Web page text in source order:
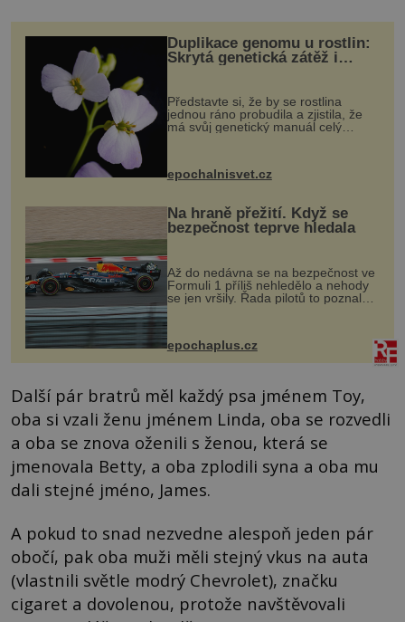
Duplikace genomu u rostlin:
Skrytá genetická zátěž i
Představte si, že by se rostlina
jednou ráno probudila a zjistila, že
má svůj genetický manuál celý
vstupenka...
epochalnisvet.cz
Na hraně přežití. Když se
bezpečnost teprve hledala
Až do nedávna se na bezpečnost ve
Formuli 1 příliš nehledělo a nehody
se jen vršily. Řada pilotů to poznala
na vlastní kůži, často s trvalými
následky nebo bohužel i ztrátou
života. Dnes nepochopiteln...
epochaplus.cz
Další pár bratrů měl každý psa jménem Toy,
oba si vzali ženu jménem Linda, oba se rozvedli
a oba se znova oženili s ženou, která se
jmenovala Betty, a oba zplodili syna a oba mu
dali stejné jméno, James.
A pokud to snad nezvedne alespoň jeden pár
obočí, pak oba muži měli stejný vkus na auta
(vlastnili světle modrý Chevrolet), značku
cigaret a dovolenou, protože navštěvovali